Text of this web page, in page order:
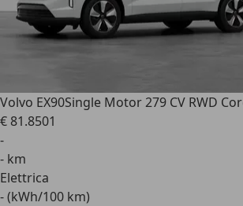
Volvo EX90Single Motor 279 CV RWD
€ 81.8501
-
- km
Elettrica
- (kWh/100 km)